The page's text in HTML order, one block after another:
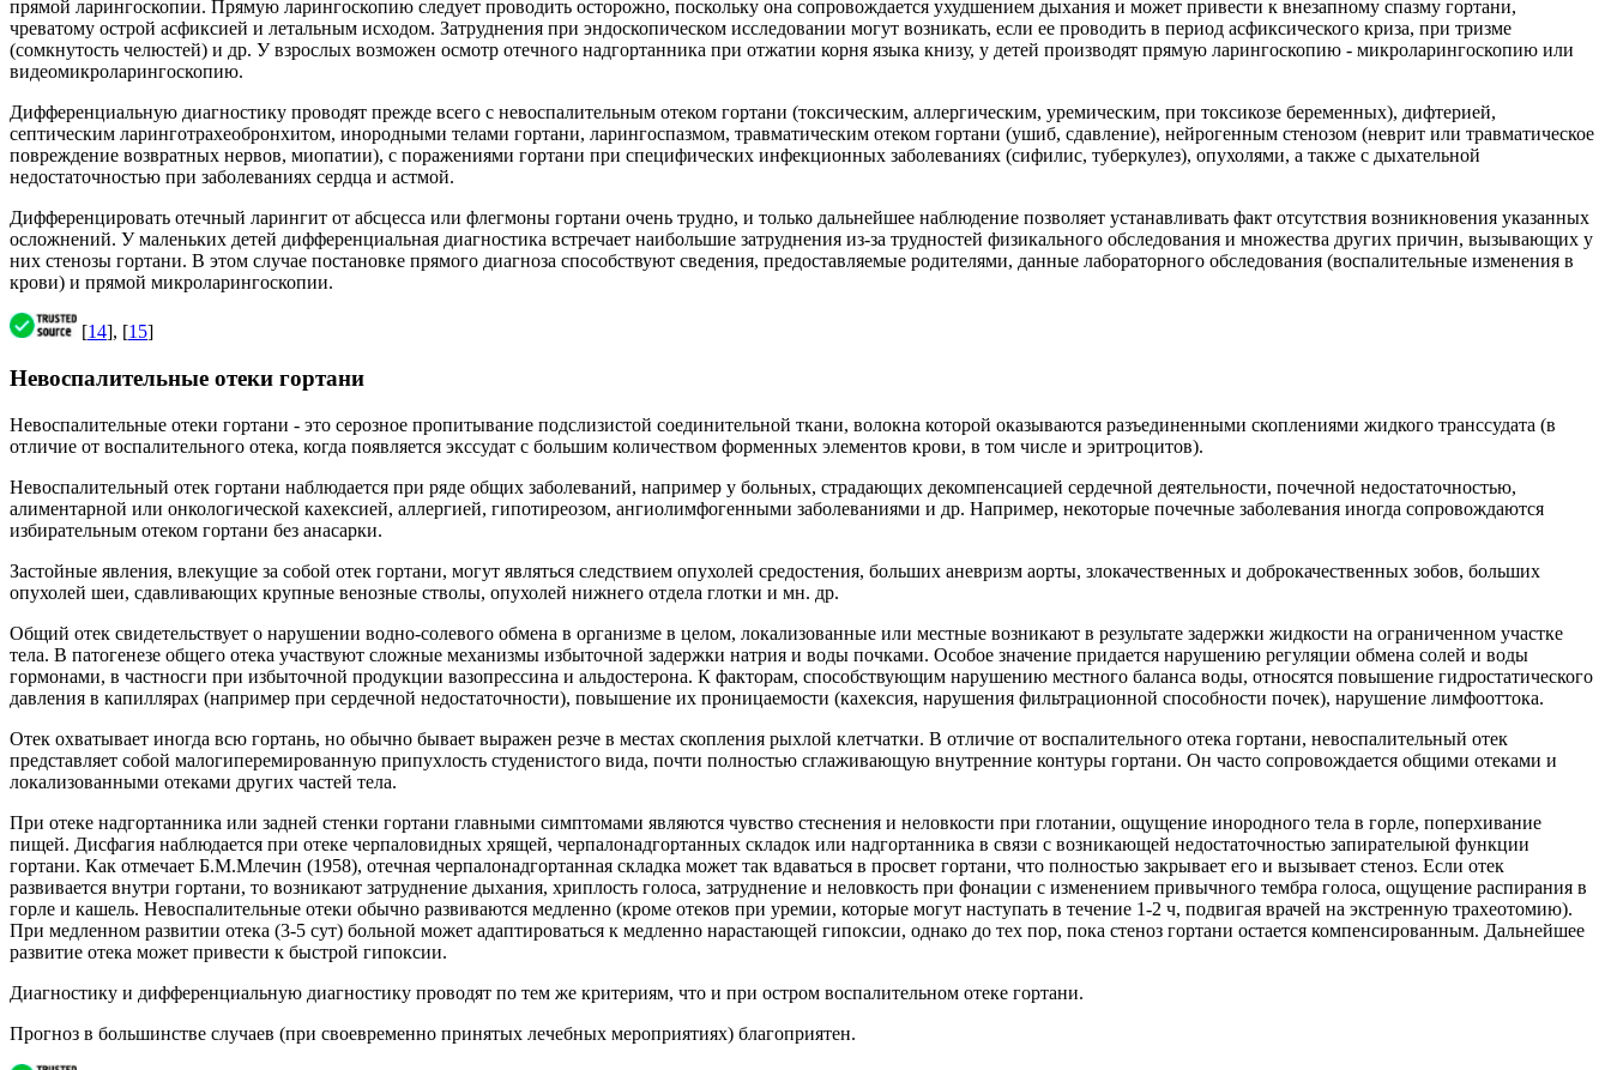
прямой ларингоскопии. Прямую ларингоскопию следует проводить осторожно, поскольку она сопровождается ухудшением дыхания и может привести к внезапному спазму гортани,
чреватому острой асфиксией и летальным исходом. Затруднения при эндоскопическом исследовании могут возникать, если ее проводить в период асфиксического криза, при тризме
(сомкнутость челюстей) и др. У взрослых возможен осмотр отечного надгортанника при отжатии корня языка книзу, у детей производят прямую ларингоскопию - микроларингоскопию или
видеомикроларингоскопию.
Дифференциальную диагностику проводят прежде всего с невоспалительным отеком гортани (токсическим, аллергическим, уремическим, при токсикозе беременных), дифтерией,
септическим ларинготрахеобронхитом, инородными телами гортани, ларингоспазмом, травматическим отеком гортани (ушиб, сдавление), нейрогенным стенозом (неврит или травматическое
повреждение возвратных нервов, миопатии), с поражениями гортани при специфических инфекционных заболеваниях (сифилис, туберкулез), опухолями, а также с дыхательной
недостаточностью при заболеваниях сердца и астмой.
Дифференцировать отечный ларингит от абсцесса или флегмоны гортани очень трудно, и только дальнейшее наблюдение позволяет устанавливать факт отсутствия возникновения указанных
осложнений. У маленьких детей дифференциальная диагностика встречает наибольшие затруднения из-за трудностей физикального обследования и множества других причин, вызывающих у
них стенозы гортани. В этом случае постановке прямого диагноза способствуют сведения, предоставляемые родителями, данные лабораторного обследования (воспалительные изменения в
крови) и прямой микроларингоскопии.
[14], [15]
Невоспалительные отеки гортани
Невоспалительные отеки гортани - это серозное пропитывание подслизистой соединительной ткани, волокна которой оказываются разъединенными скоплениями жидкого транссудата (в
отличие от воспалительного отека, когда появляется экссудат с большим количеством форменных элементов крови, в том числе и эритроцитов).
Невоспалительный отек гортани наблюдается при ряде общих заболеваний, например у больных, страдающих декомпенсацией сердечной деятельности, почечной недостаточностью,
алиментарной или онкологической кахексией, аллергией, гипотиреозом, ангиолимфогенными заболеваниями и др. Например, некоторые почечные заболевания иногда сопровождаются
избирательным отеком гортани без анасарки.
Застойные явления, влекущие за собой отек гортани, могут являться следствием опухолей средостения, больших аневризм аорты, злокачественных и доброкачественных зобов, больших
опухолей шеи, сдавливающих крупные венозные стволы, опухолей нижнего отдела глотки и мн. др.
Общий отек свидетельствует о нарушении водно-солевого обмена в организме в целом, локализованные или местные возникают в результате задержки жидкости на ограниченном участке
тела. В патогенезе общего отека участвуют сложные механизмы избыточной задержки натрия и воды почками. Особое значение придается нарушению регуляции обмена солей и воды
гормонами, в частносги при избыточной продукции вазопрессина и альдостерона. К факторам, способствующим нарушению местного баланса воды, относятся повышение гидростатического
давления в капиллярах (например при сердечной недостаточности), повышение их проницаемости (кахексия, нарушения фильтрационной способности почек), нарушение лимфооттока.
Отек охватывает иногда всю гортань, но обычно бывает выражен резче в местах скопления рыхлой клетчатки. В отличие от воспалительного отека гортани, невоспалительный отек
представляет собой малогиперемированную припухлость студенистого вида, почти полностью сглаживающую внутренние контуры гортани. Он часто сопровождается общими отеками и
локализованными отеками других частей тела.
При отеке надгортанника или задней стенки гортани главными симптомами являются чувство стеснения и неловкости при глотании, ощущение инородного тела в горле, поперхивание
пищей. Дисфагия наблюдается при отеке черпаловидных хрящей, черпалонадгортанных складок или надгортанника в связи с возникающей недостаточностью запирателыюй функции
гортани. Как отмечает Б.М.Млечин (1958), отечная черпалонадгортанная складка может так вдаваться в просвет гортани, что полностью закрывает его и вызывает стеноз. Если отек
развивается внутри гортани, то возникают затруднение дыхания, хриплость голоса, затруднение и неловкость при фонации с изменением привычного тембра голоса, ощущение распирания в
горле и кашель. Невоспалительные отеки обычно развиваются медленно (кроме отеков при уремии, которые могут наступать в течение 1-2 ч, подвигая врачей на экстренную трахеотомию).
При медленном развитии отека (3-5 сут) больной может адаптироваться к медленно нарастающей гипоксии, однако до тех пор, пока стеноз гортани остается компенсированным. Дальнейшее
развитие отека может привести к быстрой гипоксии.
Диагностику и дифференциальную диагностику проводят по тем же критериям, что и при остром воспалительном отеке гортани.
Прогноз в большинстве случаев (при своевременно принятых лечебных мероприятиях) благоприятен.